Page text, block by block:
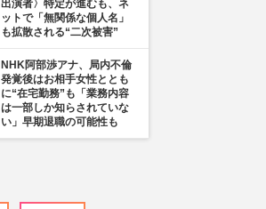
出演者〉特定が進むも、ネ
ットで「無関係な個人名」
も拡散される“二次被害”
NHK阿部渉アナ、局内不倫
発覚後はお相手女性ととも
に“在宅勤務”も「業務内容
は一部しか知らされていな
い」早期退職の可能性も